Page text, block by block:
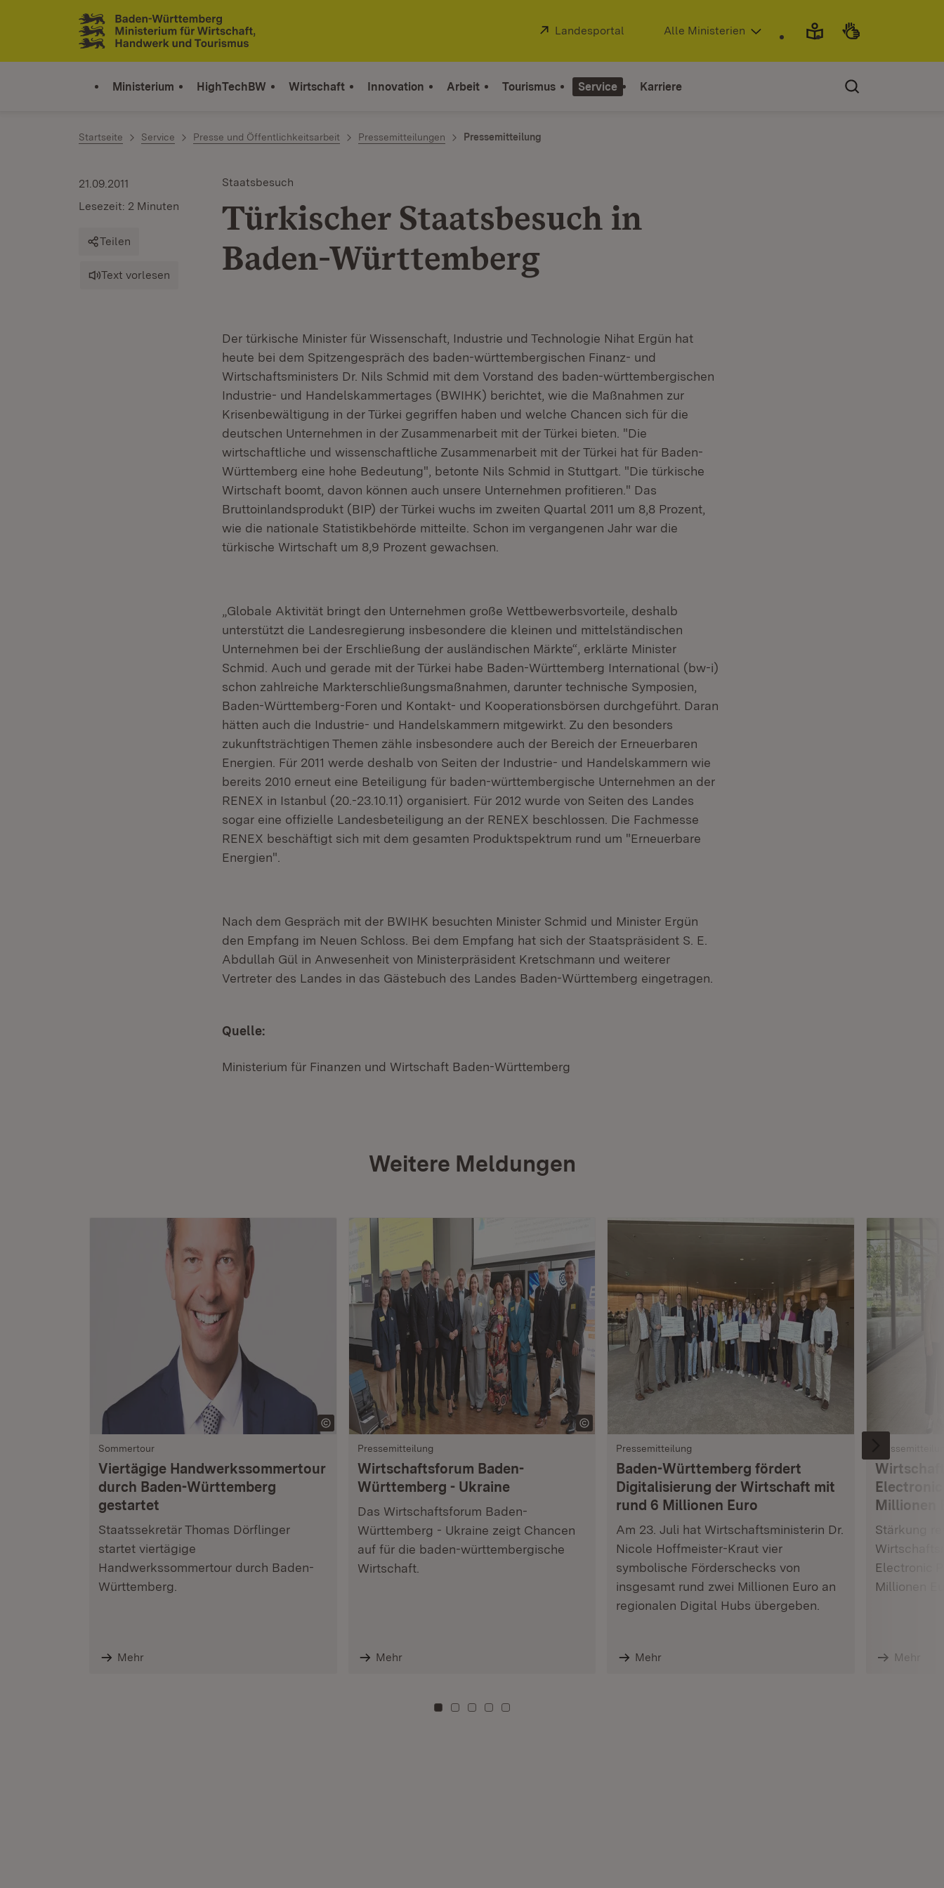
Zum Inhalt springen
Link zur Startseite
Extern:
Landesportal (Öffnet in neuem Fenster)
Alle Ministerien
Ministerium HighTechBW Wirtschaft Innovation Arbeit Tourismus Service Karriere
Startseite Service Presse und Öffentlichkeitsarbeit Pressemitteilungen Pressemitteilung
Staatsbesuch
Türkischer Staatsbesuch in
Baden-Württemberg
21.09.2011
Lesezeit: 2 Minuten
Teilen
Text vorlesen
Der türkische Minister für Wissenschaft, Industrie und Technologie Nihat Ergün hat
heute bei dem Spitzengespräch des baden-württembergischen Finanz- und
Wirtschaftsministers Dr. Nils Schmid mit dem Vorstand des baden-württembergischen
Industrie- und Handelskammertages (BWIHK) berichtet, wie die Maßnahmen zur
Krisenbewältigung in der Türkei gegriffen haben und welche Chancen sich für die
deutschen Unternehmen in der Zusammenarbeit mit der Türkei bieten. "Die
wirtschaftliche und wissenschaftliche Zusammenarbeit mit der Türkei hat für Baden-
Württemberg eine hohe Bedeutung", betonte Nils Schmid in Stuttgart. "Die türkische
Wirtschaft boomt, davon können auch unsere Unternehmen profitieren." Das
Bruttoinlandsprodukt (BIP) der Türkei wuchs im zweiten Quartal 2011 um 8,8 Prozent,
wie die nationale Statistikbehörde mitteilte. Schon im vergangenen Jahr war die
türkische Wirtschaft um 8,9 Prozent gewachsen.
„Globale Aktivität bringt den Unternehmen große Wettbewerbsvorteile, deshalb
unterstützt die Landesregierung insbesondere die kleinen und mittelständischen
Unternehmen bei der Erschließung der ausländischen Märkte“, erklärte Minister
Schmid. Auch und gerade mit der Türkei habe Baden-Württemberg International (bw-i)
schon zahlreiche Markterschließungsmaßnahmen, darunter technische Symposien,
Baden-Württemberg-Foren und Kontakt- und Kooperationsbörsen durchgeführt. Daran
hätten auch die Industrie- und Handelskammern mitgewirkt. Zu den besonders
zukunftsträchtigen Themen zähle insbesondere auch der Bereich der Erneuerbaren
Energien. Für 2011 werde deshalb von Seiten der Industrie- und Handelskammern wie
bereits 2010 erneut eine Beteiligung für baden-württembergische Unternehmen an der
RENEX in Istanbul (20.-23.10.11) organisiert. Für 2012 wurde von Seiten des Landes
sogar eine offizielle Landesbeteiligung an der RENEX beschlossen. Die Fachmesse
RENEX beschäftigt sich mit dem gesamten Produktspektrum rund um "Erneuerbare
Energien".
Nach dem Gespräch mit der BWIHK besuchten Minister Schmid und Minister Ergün
den Empfang im Neuen Schloss. Bei dem Empfang hat sich der Staatspräsident S. E.
Abdullah Gül in Anwesenheit von Ministerpräsident Kretschmann und weiterer
Vertreter des Landes in das Gästebuch des Landes Baden-Württemberg eingetragen.
Quelle:
Ministerium für Finanzen und Wirtschaft Baden-Württemberg
Weitere Meldungen
Sommertour
Viertägige Handwerkssommertour
durch Baden-Württemberg
gestartet
Staatssekretär Thomas Dörflinger
startet viertägige
Handwerkssommertour durch Baden-
Württemberg.
Mehr
Pressemitteilung
Wirtschaftsforum Baden-
Württemberg - Ukraine
Das Wirtschaftsforum Baden-
Württemberg - Ukraine zeigt Chancen
auf für die baden-württembergische
Wirtschaft.
Mehr
Pressemitteilung
Baden-Württemberg fördert
Digitalisierung der Wirtschaft mit
rund 6 Millionen Euro
Am 23. Juli hat Wirtschaftsministerin Dr.
Nicole Hoffmeister-Kraut vier
symbolische Förderschecks von
insgesamt rund zwei Millionen Euro an
regionalen Digital Hubs übergeben.
Mehr
Millionen
Stärkung
Electronic
Millionen
Mehr
Zu Kachel: 0
Zu Kachel: 3
Zu Kachel: 6
Zu Kachel: 9
Zu Kachel: 12